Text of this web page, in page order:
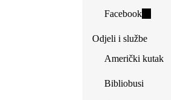
external)
Facebook(link
external)
Odjeli i službe
Američki kutak
Bibliobusi